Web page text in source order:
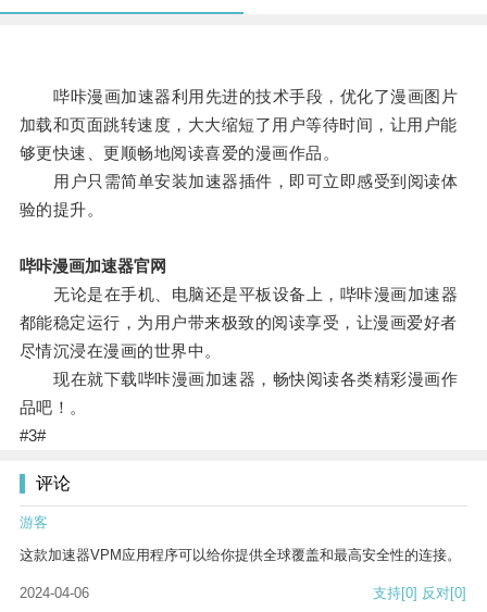
哔咔漫画加速器利用先进的技术手段，优化了漫画图片
加载和页面跳转速度，大大缩短了用户等待时间，让用户能
够更快速、更顺畅地阅读喜爱的漫画作品。
用户只需简单安装加速器插件，即可立即感受到阅读体
验的提升。
哔咔漫画加速器官网
无论是在手机、电脑还是平板设备上，哔咔漫画加速器
都能稳定运行，为用户带来极致的阅读享受，让漫画爱好者
尽情沉浸在漫画的世界中。
现在就下载哔咔漫画加速器，畅快阅读各类精彩漫画作
品吧！。
#3#
评论
游客
这款加速器VPM应用程序可以给你提供全球覆盖和最高安全性的连接。
2024-04-06 支持[0] 反对[0]